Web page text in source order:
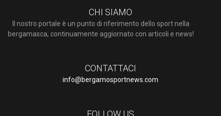
CHI SIAMO
Il nostro portale è un punto di riferimento dello sport nella
bergamasca, continuamente aggiornato con articoli e news!
CONTATTACI
info@bergamosportnews.com